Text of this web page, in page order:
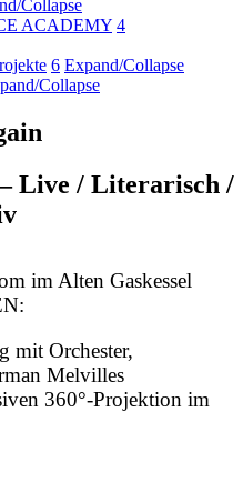
Collapse
ACADEMY 4
6 Expand/Collapse
Collapse
Live / Literarisch /
im Alten Gaskessel
mit Orchester,
Melvilles
360°-Projektion im